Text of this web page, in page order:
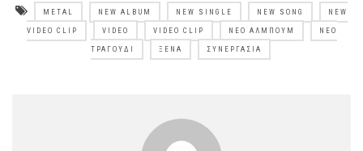
METAL NEW ALBUM NEW SINGLE NEW SONG NEW
VIDEO CLIP VIDEO VIDEO CLIP ΝΈΟ ΆΛΜΠΟΥΜ ΝΈΟ
ΤΡΑΓΟΎΔΙ ΞΈΝΑ ΣΥΝΕΡΓΑΣΊΑ